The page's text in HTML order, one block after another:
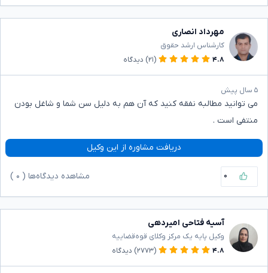
مهرداد انصاری
کارشناس ارشد حقوق
۴.۸
(۲۱) دیدگاه
۵ سال پیش
می توانید مطالبه نفقه کنید که آن هم به دلیل سن شما و شاغل بودن
منتفی است .
دریافت مشاوره از این وکیل
۰ مشاهده دیدگاه‌ها ( ۰
آسیه فتاحی امیردهی
وکیل پایه یک مرکز وکلای قوه‌قضاییه
۴.۸
(۲۷۷۳) دیدگاه